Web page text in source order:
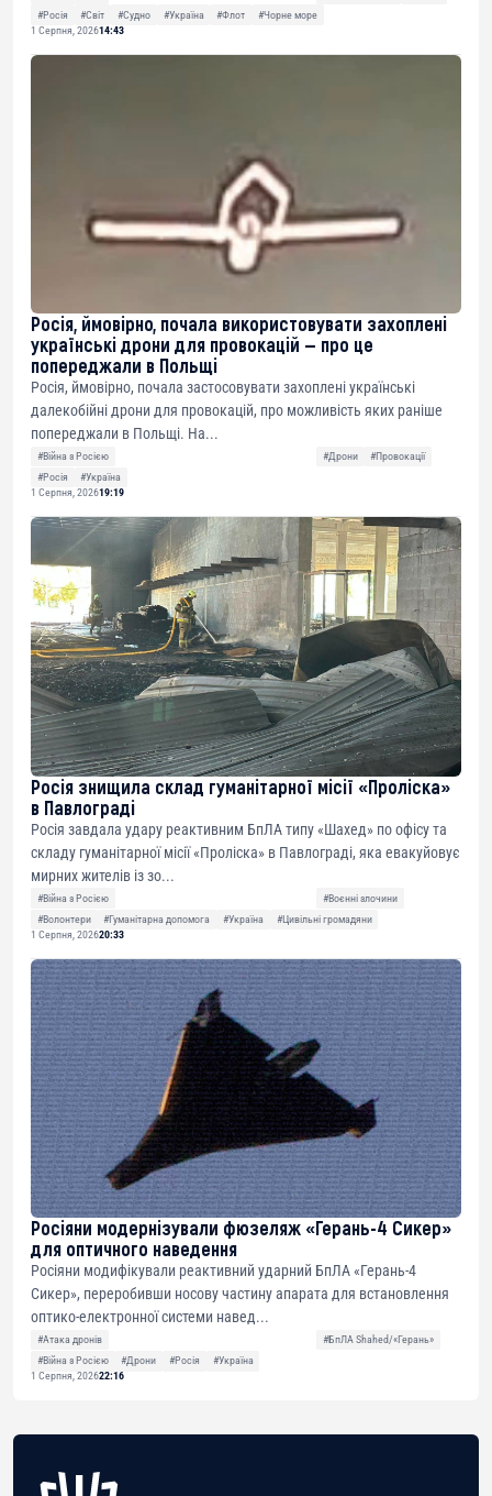
#Росія
#Світ #Судно #Україна #Флот
#Чорне море
1 Серпня, 202614:43
Росія, ймовірно, почала використовувати захоплені
українські дрони для провокацій — про це
попереджали в Польщі
Росія, ймовірно, почала застосовувати захоплені українські
далекобійні дрони для провокацій, про можливість яких раніше
попереджали в Польщі. На...
#Війна з Росією #Дрони
#Провокації
#Росія
#Україна
1 Серпня, 202619:19
Росія знищила склад гуманітарної місії «Проліска»
в Павлограді
Росія завдала удару реактивним БпЛА типу «Шахед» по офісу та
складу гуманітарної місії «Проліска» в Павлограді, яка евакуйовує
мирних жителів із зо...
#Війна з Росією
#Воєнні злочини
#Волонтери
#Гуманітарна допомога #Україна
#Цивільні громадяни
1 Серпня, 202620:33
Росіяни модернізували фюзеляж «Герань-4 Сикер»
для оптичного наведення
Росіяни модифікували реактивний ударний БпЛА «Герань-4
Сикер», переробивши носову частину апарата для встановлення
оптико-електронної системи навед...
#Атака дронів
#БпЛА Shahed/«Герань»
#Війна з Росією
#Дрони #Росія
#Україна
1 Серпня, 202622:16